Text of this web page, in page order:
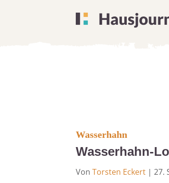
Wasserhahn
Wasserhahn-
Von Torsten Eckert | 27.